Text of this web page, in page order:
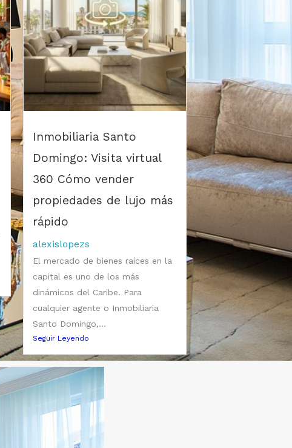
Inmobiliaria Santo
Domingo: Visita virtual
360 Cómo vender
propiedades de lujo más
rápido
alexislopezs
El mercado de bienes raíces en la
capital es uno de los más
dinámicos del Caribe. Para
cualquier agente o Inmobiliaria
Santo Domingo,...
Seguir Leyendo